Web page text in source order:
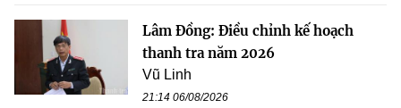
Lâm Đồng: Điều chỉnh kế hoạch
thanh tra năm 2026
Vũ Linh
21:14 06/08/2026